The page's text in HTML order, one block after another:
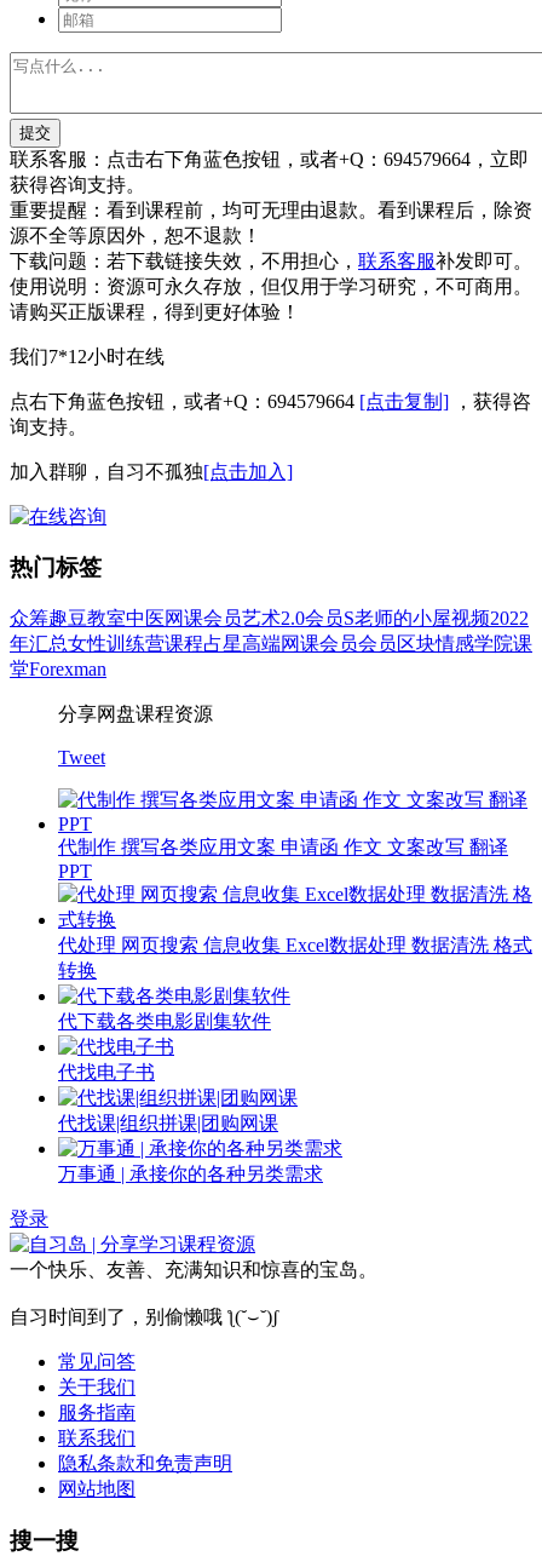
提交
联系客服： 点击右下角蓝色按钮，或者+Q：694579664，立即
获得咨询支持。
重要提醒： 看到课程前，均可无理由退款。看到课程后，除资
源不全等原因外，恕不退款！
下载问题： 若下载链接失效，不用担心， 联系客服补发即可。
使用说明： 资源可永久存放，但仅用于学习研究，不可商用。
请购买正版课程，得到更好体验！
我们7*12小时在线
点右下角蓝色按钮，或者+Q：694579664 [点击复制] ，获得咨
询支持。
加入群聊，自习不孤独[点击加入]
热门标签
众筹趣豆教室中医网课会员艺术2.0会员S老师的小屋视频2022
年汇总女性训练营课程占星高端网课会员会员区块情感学院课
堂Forexman
分享网盘课程资源
Tweet
代制作 撰写各类应用文案 申请函 作文 文案改写 翻译
PPT
代处理 网页搜索 信息收集 Excel数据处理 数据清洗 格式
转换
代下载各类电影剧集软件
代找电子书
代找课|组织拼课|团购网课
万事通 | 承接你的各种另类需求
登录
一个快乐、友善、充满知识和惊喜的宝岛。
自习时间到了，别偷懒哦 ƪ(˘⌣˘)ʃ
常见问答
关于我们
服务指南
联系我们
隐私条款和免责声明
网站地图
搜一搜